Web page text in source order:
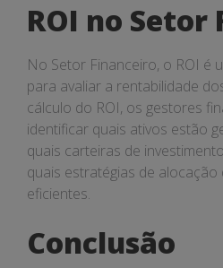
ROI no Setor
No Setor Financeiro, o ROI é
para avaliar a rentabilidade
cálculo do ROI, os gestores
identificar quais ativos estão
quais carteiras de
quais estratégias de
eficientes.
Conclusão